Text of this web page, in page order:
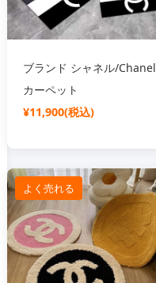
ブランド シャネル/Chanel
カーペット
¥11,900(税込)
よく売れる